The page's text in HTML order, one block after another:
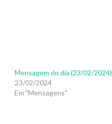
Mensagem do dia (23/02/2024)
23/02/2024
Em "Mensagens"